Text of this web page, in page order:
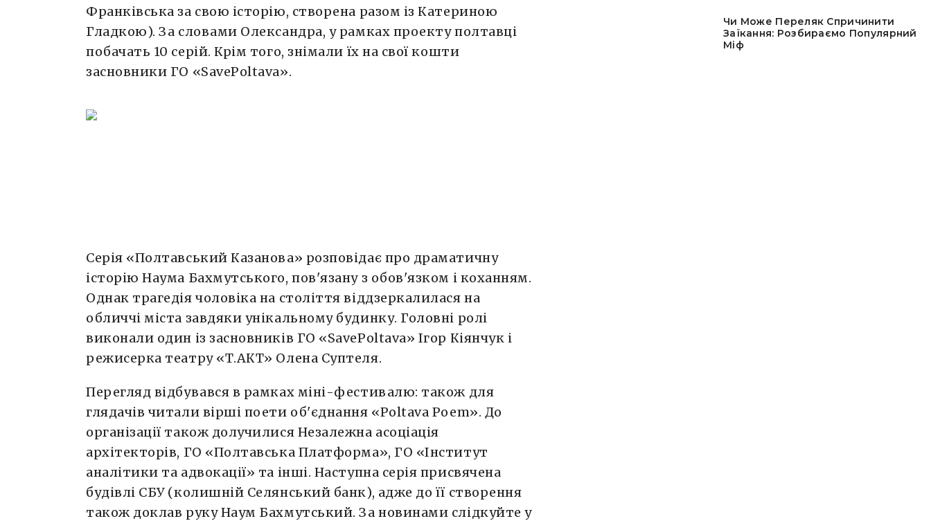
Франківська за свою історію, створена разом із Катериною
Гладкою). За словами Олександра, у рамках проекту полтавці
побачать 10 серій. Крім того, знімали їх на свої кошти
засновники ГО «SavePoltava».
Серія «Полтавський Казанова» розповідає про драматичну
історію Наума Бахмутського, пов'язану з обов'язком і коханням.
Однак трагедія чоловіка на століття віддзеркалилася на
обличчі міста завдяки унікальному будинку. Головні ролі
виконали один із засновників ГО «SavePoltava» Ігор Кіянчук і
режисерка театру «Т.АКТ» Олена Суптеля.
Перегляд відбувався в рамках міні-фестивалю: також для
глядачів читали вірші поети об'єднання «Poltava Poem». До
організації також долучилися Незалежна асоціація
архітекторів, ГО «Полтавська Платформа», ГО «Інститут
аналітики та адвокації» та інші. Наступна серія присвячена
будівлі СБУ (колишній Селянський банк), адже до її створення
також доклав руку Наум Бахмутський. За новинами слідкуйте у
Чи Може Переляк Спричинити
Заїкання: Розбираємо Популярний
Міф